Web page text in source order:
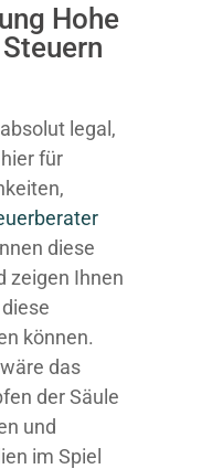
Hohe
legal,
für
diese
zeigen Ihnen
können.
das
der Säule
und
im Spiel